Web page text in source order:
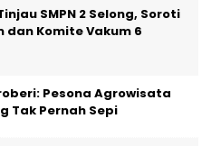
SMPN 2 Selong, Soroti
dan Komite Vakum 6
Pesona Agrowisata
Tak Pernah Sepi